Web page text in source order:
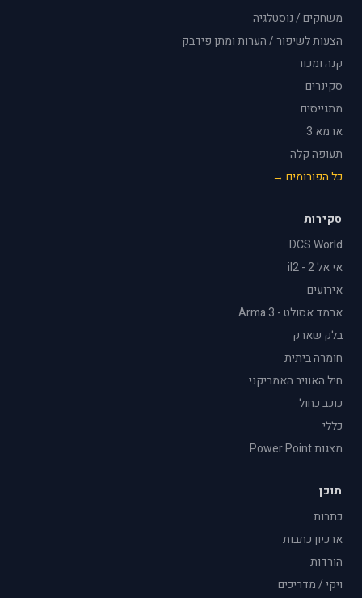
משחקים / נוסטלגיה
הצעות לשיפור / הערות ומתן פידבק
קנה ומכור
סקינרים
מתגייסים
ארמא 3
תעופה קלה
כל הפורומים →
סקירות
DCS World
אי אל 2 - il2
אירועים
ארמד אסולט - Arma 3
בלק שארק
חומרה ביתית
חיל האוויר האמריקני
כוכב כחול
כללי
מצגות Power Point
תוכן
כתבות
ארכיון כתבות
הורדות
ויקי / מדריכים